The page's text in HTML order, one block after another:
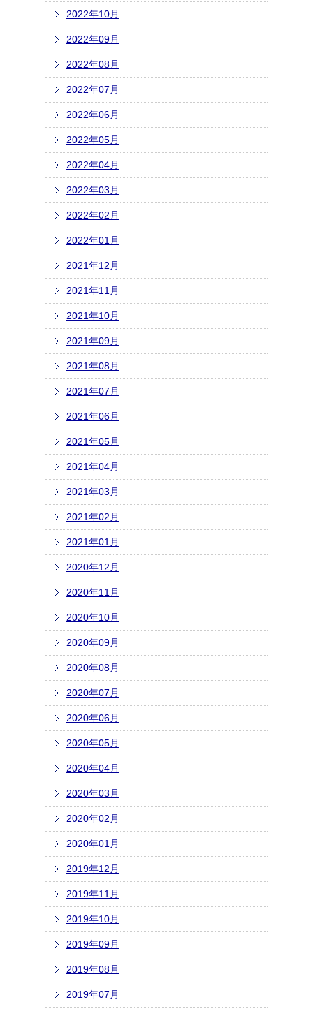
2022年10月
2022年09月
2022年08月
2022年07月
2022年06月
2022年05月
2022年04月
2022年03月
2022年02月
2022年01月
2021年12月
2021年11月
2021年10月
2021年09月
2021年08月
2021年07月
2021年06月
2021年05月
2021年04月
2021年03月
2021年02月
2021年01月
2020年12月
2020年11月
2020年10月
2020年09月
2020年08月
2020年07月
2020年06月
2020年05月
2020年04月
2020年03月
2020年02月
2020年01月
2019年12月
2019年11月
2019年10月
2019年09月
2019年08月
2019年07月